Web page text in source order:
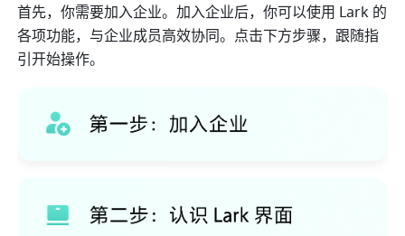
首先，你需要加入企业。加入企业后，你可以使用 Lark 的
各项功能，与企业成员高效协同。点击下方步骤，跟随指
引开始操作。